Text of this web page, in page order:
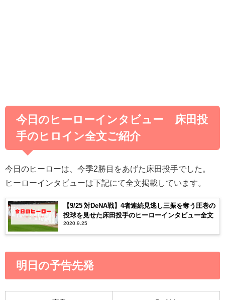
今日のヒーローインタビュー 床田投
手のヒロイン全文ご紹介
今日のヒーローは、今季2勝目をあげた床田投手でした。
ヒーローインタビューは下記にて全文掲載しています。
【9/25 対DeNA戦】4者連続見逃し三振を奪う圧巻の
投球を見せた床田投手のヒーローインタビュー全文
2020.9.25
明日の予告先発